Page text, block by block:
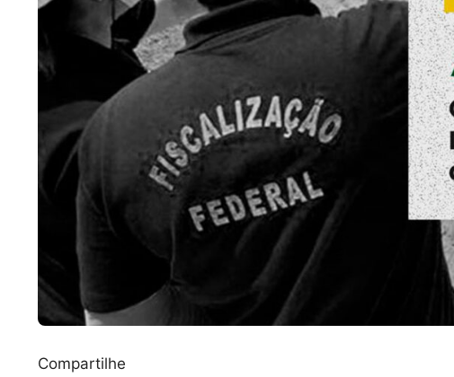
Compartilhe